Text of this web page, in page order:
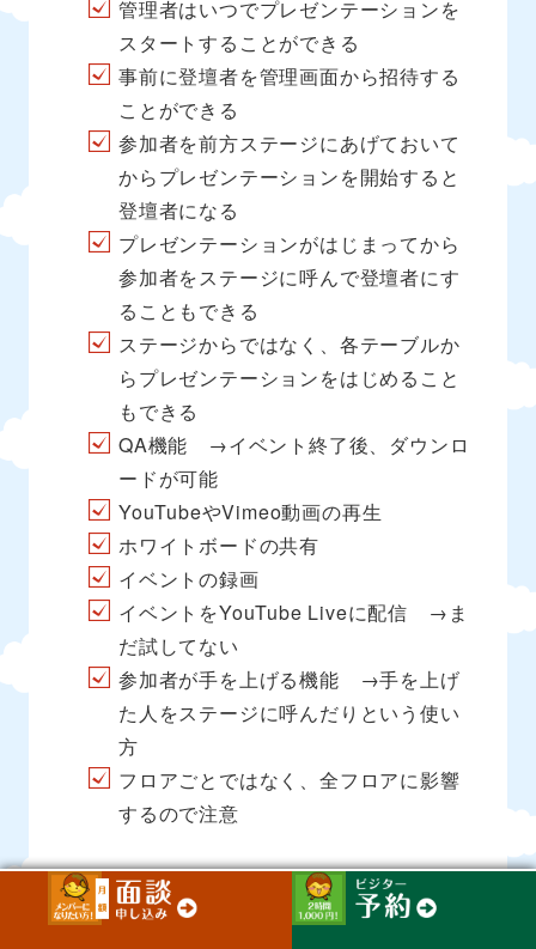
管理者はいつでプレゼンテーションを
スタートすることができる
事前に登壇者を管理画面から招待する
ことができる
参加者を前方ステージにあげておいて
からプレゼンテーションを開始すると
登壇者になる
プレゼンテーションがはじまってから
参加者をステージに呼んで登壇者にす
ることもできる
ステージからではなく、各テーブルか
らプレゼンテーションをはじめること
もできる
QA機能 →イベント終了後、ダウンロ
ードが可能
YouTubeやVimeo動画の再生
ホワイトボードの共有
イベントの録画
イベントをYouTube Liveに配信 →ま
だ試してない
参加者が手を上げる機能 →手を上げ
た人をステージに呼んだりという使い
方
フロアごとではなく、全フロアに影響
するので注意
タイマー機能（管理者向け）